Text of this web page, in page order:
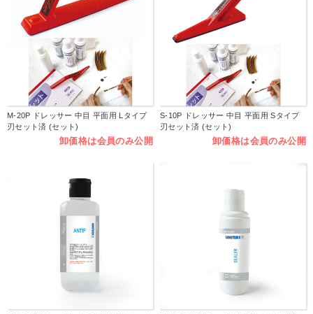
M-20P ドレッサー 中目 平面用 Lタイプ
刃セット済 (セット)
卸価格は会員のみ公開
S-10P ドレッサー 中目 平面用 Sタイプ
刃セット済 (セット)
卸価格は会員のみ公開